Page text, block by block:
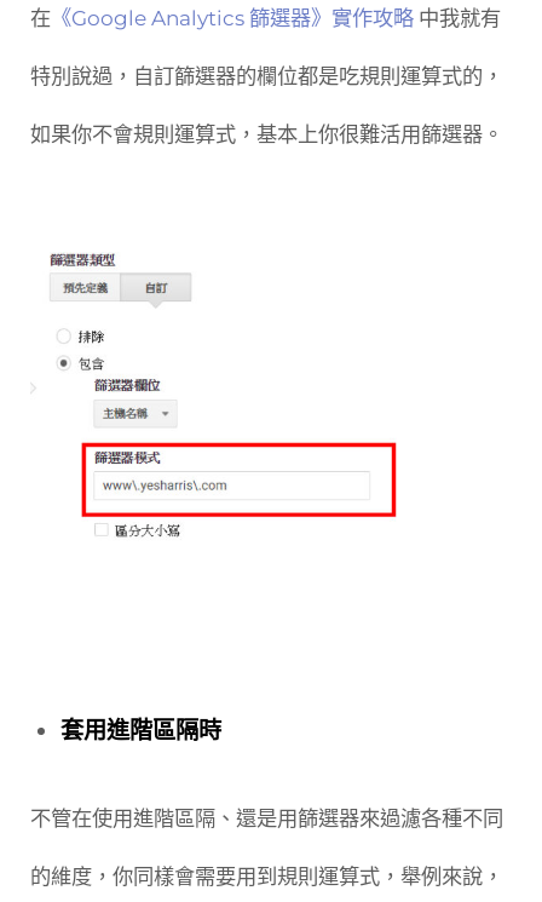
在 《Google Analytics 篩選器》實作攻略 中我就有
特別說過，自訂篩選器的欄位都是吃規則運算式的，
如果你不會規則運算式，基本上你很難活用篩選器。
套用進階區隔時
不管在使用進階區隔、還是用篩選器來過濾各種不同
的維度，你同樣會需要用到規則運算式，舉例來說，